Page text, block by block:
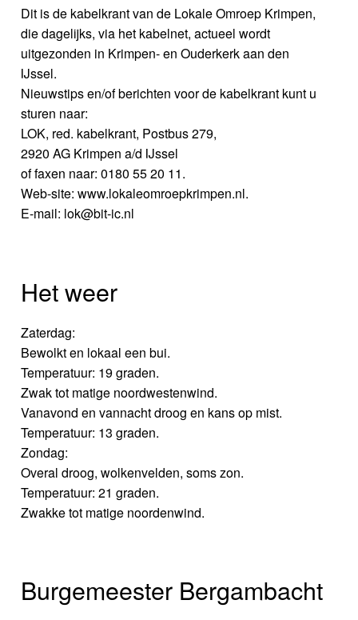
Dit is de kabelkrant van de Lokale Omroep Krimpen,
die dagelijks, via het kabelnet, actueel wordt
uitgezonden in Krimpen- en Ouderkerk aan den
IJssel.
Nieuwstips en/of berichten voor de kabelkrant kunt u
sturen naar:
LOK, red. kabelkrant, Postbus 279,
2920 AG Krimpen a/d IJssel
of faxen naar: 0180 55 20 11.
Web-site: www.lokaleomroepkrimpen.nl.
E-mail: lok@bit-ic.nl
Het weer
Zaterdag:
Bewolkt en lokaal een bui.
Temperatuur: 19 graden.
Zwak tot matige noordwestenwind.
Vanavond en vannacht droog en kans op mist.
Temperatuur: 13 graden.
Zondag:
Overal droog, wolkenvelden, soms zon.
Temperatuur: 21 graden.
Zwakke tot matige noordenwind.
Burgemeester Bergambacht